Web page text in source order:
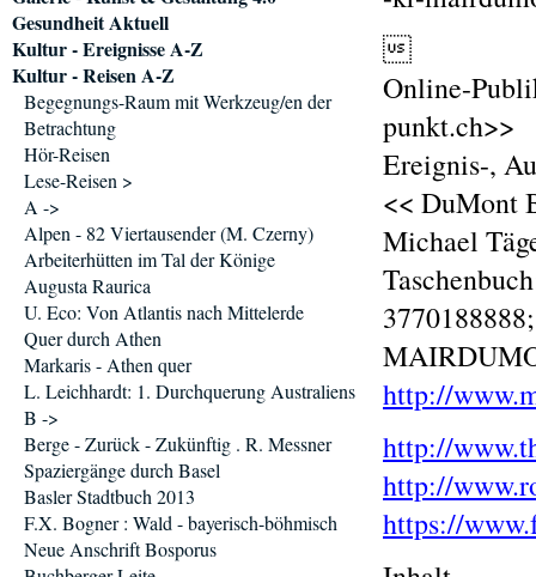
Online-
punkt.ch>>
Ereignis-,
<< DuMont
Michael
http://
http://
http://
https://
Gesundheit Aktuell
Kultur - Ereignisse A-Z
Kultur - Reisen A-Z
Begegnungs-Raum mit Werkzeug/en der
Betrachtung
Hör-Reisen
Lese-Reisen >
A ->
Alpen - 82 Viertausender (M. Czerny)
Arbeiterhütten im Tal der Könige
Augusta Raurica
U. Eco: Von Atlantis nach Mittelerde
Quer durch Athen
Markaris - Athen quer
L. Leichhardt: 1. Durchquerung Australiens
B ->
Berge - Zurück - Zukünftig . R. Messner
Spaziergänge durch Basel
Basler Stadtbuch 2013
F.X. Bogner : Wald - bayerisch-böhmisch
Neue Anschrift Bosporus